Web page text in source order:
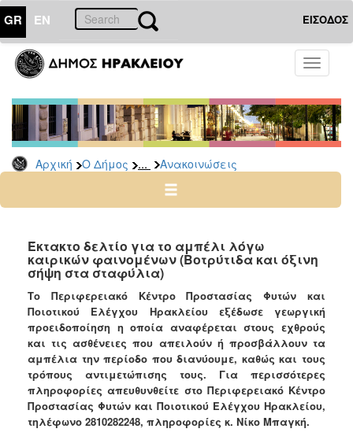
GR EN ΕΙΣΟΔΟΣ
Toggle
Αρχική Ο Δήμος ... Ανακοινώσεις
ΔΗΜΟΣ
Υπηρεσίες
&
Φορείς
Δημοτικές
Υπηρεσίες
Ηλεκτρονική
Διακυβέρνηση
Σχολικές
Επιτροπές
Αγροτική
Ανάπτυξη
Ανακοινώσεις
Προγράμματα
Προσχολική
Αγωγή
Έκτακτο δελτίο για το αμπέλι λόγω
καιρικών φαινομένων (Βοτρύτιδα και όξινη
σήψη στα σταφύλια)
Το Περιφερειακό Κέντρο Προστασίας Φυτών και
Ποιοτικού Ελέγχου Ηρακλείου εξέδωσε γεωργική
προειδοποίηση η οποία αναφέρεται στους εχθρούς
και τις ασθένειες που απειλούν ή προσβάλλουν τα
αμπέλια την περίοδο που διανύουμε, καθώς και τους
τρόπους αντιμετώπισης τους. Για περισσότερες
πληροφορίες απευθυνθείτε στο Περιφερειακό Κέντρο
Προστασίας Φυτών και Ποιοτικού Ελέγχου Ηρακλείου,
τηλέφωνο 2810282248, πληροφορίες κ. Νίκο Μπαγκή.